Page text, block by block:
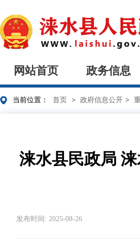
网站首页 政务信息
当前位置： 首页 > 政府信息公开 >
涞水县民政局
发布时间: 2025-08-26